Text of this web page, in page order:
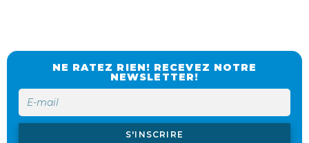
NE RATEZ RIEN! RECEVEZ NOTRE
NEWSLETTER!
S'INSCRIRE